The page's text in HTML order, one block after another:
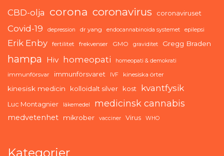
CBD-olja corona coronavirus coronaviruset
Covid-19 depression dr yang endocannabinoida systemet epilepsi
Erik Enby fertilitet frekvenser GMO graviditet Gregg Braden
hampa Hiv homeopati homeopati & demokrati
immunförsvar immunförsvaret IVF kinesiska örter
kinesisk medicin kolloidalt silver kost kvantfysik
Luc Montagnier läkemedel medicinsk cannabis
medvetenhet mikrober vacciner Virus WHO
Kategorier